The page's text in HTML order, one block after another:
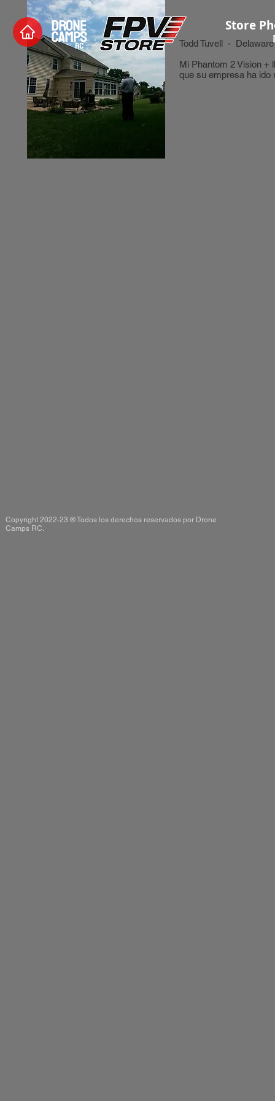
Store
Todd Tuvell - Delaware
Mi Phantom 2 Vision +
que su empresa ha ido
Copyright 2022-23 ® Todos los derechos reservados por Drone
Camps RC.